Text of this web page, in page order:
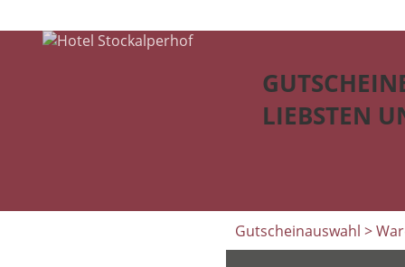
LIEBSTEN
Gutscheinauswahl >